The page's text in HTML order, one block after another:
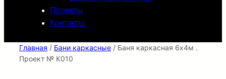
Проекты
Контакты
Главная / Бани каркасные / Баня каркасная 6х4м .
Проект № К010